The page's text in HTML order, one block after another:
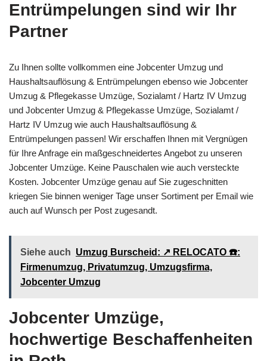
Entrümpelungen sind wir Ihr
Partner
Zu Ihnen sollte vollkommen eine Jobcenter Umzug und
Haushaltsauflösung & Entrümpelungen ebenso wie Jobcenter
Umzug & Pflegekasse Umzüge, Sozialamt / Hartz IV Umzug
und Jobcenter Umzug & Pflegekasse Umzüge, Sozialamt /
Hartz IV Umzug wie auch Haushaltsauflösung &
Entrümpelungen passen! Wir erschaffen Ihnen mit Vergnügen
für Ihre Anfrage ein maßgeschneidertes Angebot zu unseren
Jobcenter Umzüge. Keine Pauschalen wie auch versteckte
Kosten. Jobcenter Umzüge genau auf Sie zugeschnitten
kriegen Sie binnen weniger Tage unser Sortiment per Email wie
auch auf Wunsch per Post zugesandt.
Siehe auch Umzug Burscheid: ↗️ RELOCATO ☎️:
Firmenumzug, Privatumzug, Umzugsfirma,
Jobcenter Umzug
Jobcenter Umzüge,
hochwertige Beschaffenheiten